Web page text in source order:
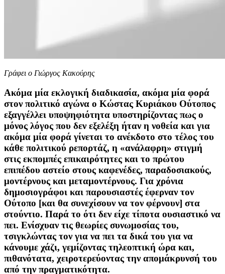
Γράφει ο Γιώργος Κακούρης
Ακόμα μία εκλογική διαδικασία, ακόμα μία φορά
στον πολιτικό αγώνα ο Κώστας Κυριάκου Ούτοπος
εξαγγέλλει υποψηφιότητα υποστηρίζοντας πως ο
μόνος λόγος που δεν εξελέξη ήταν η νοθεία και για
ακόμα μία φορά γίνεται το ανέκδοτο στο τέλος του
κάθε πολιτικού ρεπορτάζ, η «ανάλαφρη» στιγμή
στις εκπομπές επικαιρότητες και το πρώτου
επιπέδου αστείο στους καφενέδες, παραδοσιακούς,
μοντέρνους και μεταμοντέρνους. Για χρόνια
δημοσιογράφοι και παρουσιαστές έφερναν τον
Ούτοπο [και θα συνεχίσουν να τον φέρνουν] στα
στούντιο. Παρά το ότι δεν είχε τίποτα ουσιαστικό να
πει. Ενίσχυαν τις θεωρίες συνωμοσίας του,
τσιγκλώντας τον για να πει τα δικά του για να
κάνουμε χάζι, γεμίζοντας τηλεοπτική ώρα και,
πιθανότατα, χειροτερεύοντας την απομάκρυνσή του
από την πραγματικότητα.